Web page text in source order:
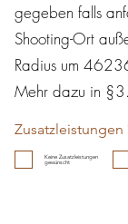
gegeben falls
Shooting-Ort
Radius um
Mehr dazu in §3.
Zusatzleistungen
Keine Zusatzleistungen
gewünscht